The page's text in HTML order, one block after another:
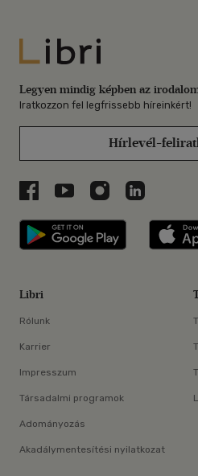
Libri
Legyen mindig képben az
Iratkozzon fel legfrissebb híreinkért!
Hírlevél-
Libri a Facebookon
Libri a Youtube-on
Libri azLibri a
Libri
Libri
Rólunk
Karrier
Impresszum
Társadalmi programok
Adományozás
Akadálymentesítési nyilatkozat